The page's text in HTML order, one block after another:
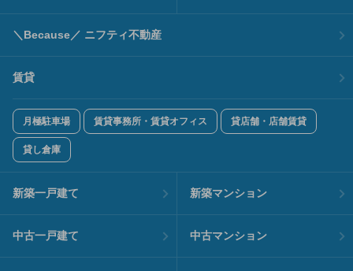
＼Because／ ニフティ不動産
賃貸
月極駐車場 賃貸事務所・賃貸オフィス 貸店舗・店舗賃貸
貸し倉庫
新築一戸建て 新築マンション
中古一戸建て 中古マンション